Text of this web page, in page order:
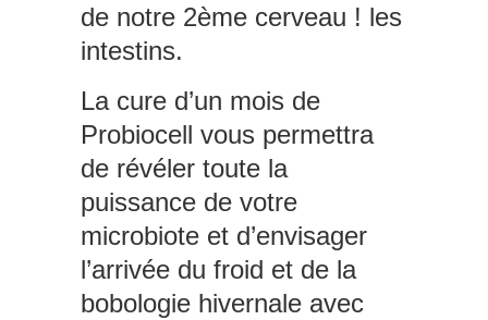
de notre 2ème cerveau ! les
intestins.
La cure d’un mois de
Probiocell vous permettra
de révéler toute la
puissance de votre
microbiote et d’envisager
l’arrivée du froid et de la
bobologie hivernale avec